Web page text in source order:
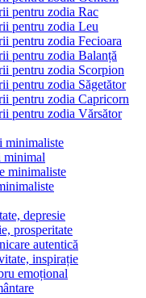
pentru zodia Rac
pentru zodia Leu
pentru zodia Fecioara
pentru zodia Balanță
pentru zodia Scorpion
pentru zodia Săgetător
pentru zodia Capricorn
pentru zodia Vărsător
minimaliste
minimal
minimaliste
depresie
prosperitate
autentică
inspirație
emoțional